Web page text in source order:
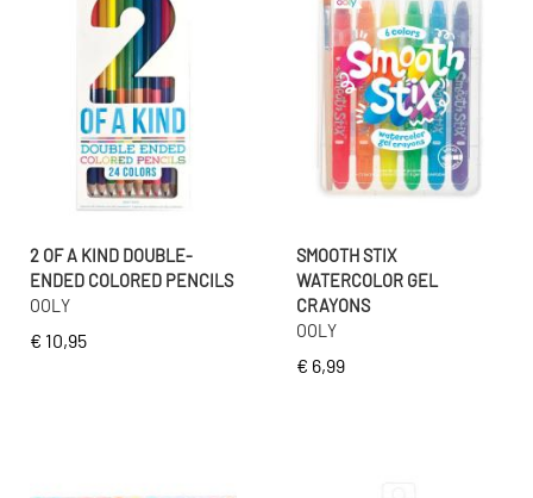
2 OF A KIND DOUBLE-
ENDED COLORED PENCILS
OOLY
€ 10,95
SMOOTH STIX
WATERCOLOR GEL
CRAYONS
OOLY
€ 6,99